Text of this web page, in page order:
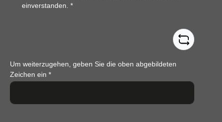
einverstanden. *
Um weiterzugehen, geben Sie die oben abgebildeten
Zeichen ein *